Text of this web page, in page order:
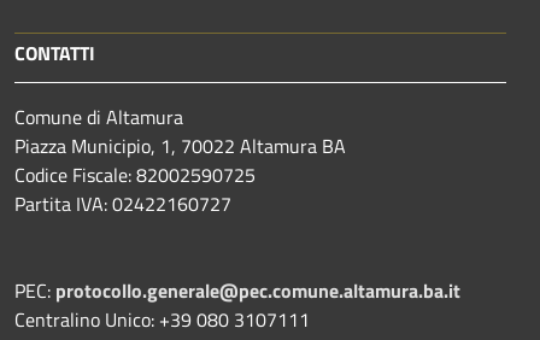
CONTATTI
Comune di Altamura
Piazza Municipio, 1, 70022 Altamura BA
Codice Fiscale: 82002590725
Partita IVA: 02422160727
PEC: protocollo.generale@pec.comune.altamura.ba.it
Centralino Unico: +39 080 3107111